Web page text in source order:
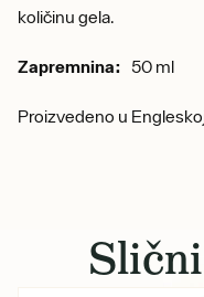
količinu gela.
Zapremnina: 50 ml
Proizvedeno u